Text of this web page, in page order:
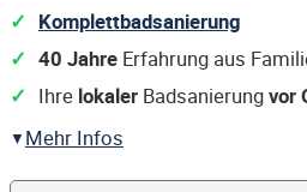
Komplettbadsanierung
40 Jahre Erfahrung aus
Ihre lokaler Badsanierungvor
Mehr Infos